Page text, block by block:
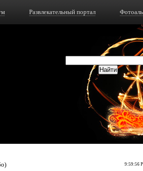
Развлекательный портал
9:59:56